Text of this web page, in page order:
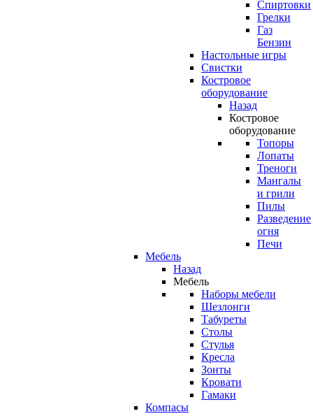
Спиртовки
Грелки
Газ
Бензин
Настольные игры
Свистки
Костровое
оборудование
Назад
Костровое
оборудование
Топоры
Лопаты
Треноги
Мангалы
и грили
Пилы
Разведение
огня
Печи
Мебель
Назад
Мебель
Наборы мебели
Шезлонги
Табуреты
Столы
Стулья
Кресла
Зонты
Кровати
Гамаки
Компасы